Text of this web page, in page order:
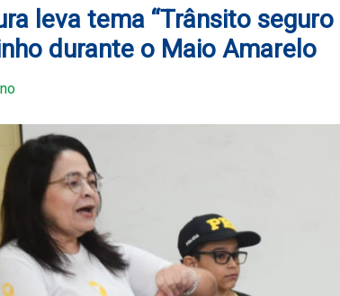
leva tema “Trânsito
durante o Maio Amarelo